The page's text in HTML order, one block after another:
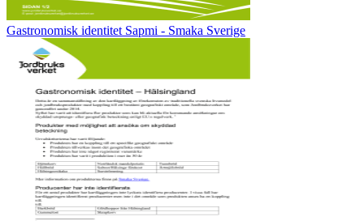
Gastronomisk identitet Sapmi - Smaka Sverige